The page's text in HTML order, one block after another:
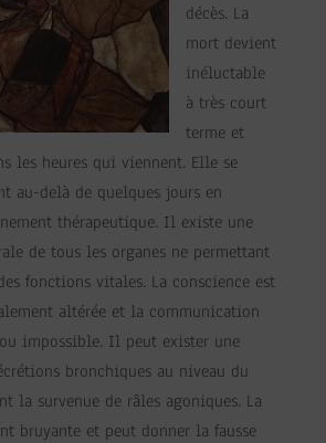
décès. La
mort devient
inéluctable
à très court
terme et
les heures qui viennent. Elle se
au-delà de quelques jours en
thérapeutique. Il existe une
de tous les organes ne permettant
fonctions vitales. La conscience est
altérée et la communication
impossible. Il peut exister une
bronchiques au niveau du
la survenue de râles agoniques. La
bruyante et peut donner la fausse